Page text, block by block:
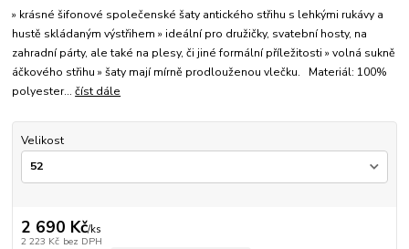
» krásné šifonové společenské šaty antického střihu s lehkými rukávy a
hustě skládaným výstřihem » ideální pro družičky, svatební hosty, na
zahradní párty, ale také na plesy, či jiné formální příležitosti » volná sukně
áčkového střihu » šaty mají mírně prodlouženou vlečku. Materiál: 100%
polyester...číst dále
Velikost
2 690 Kč/ks
2 223 Kč bez DPH